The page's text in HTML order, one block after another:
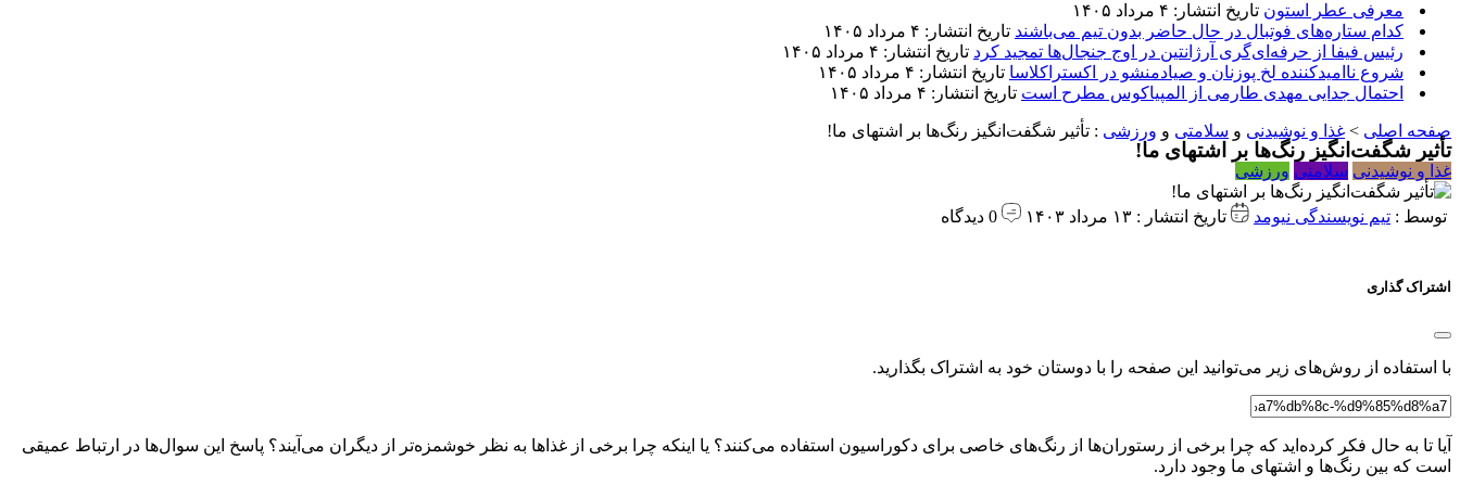
معرفی عطر استون تاریخ انتشار: ۴ مرداد ۱۴۰۵
کدام ستاره‌های فوتبال در حال حاضر بدون تیم می‌باشند تاریخ انتشار: ۴ مرداد ۱۴۰۵
رئیس فیفا از حرفه‌ای‌گری آرژانتین در اوج جنجال‌ها تمجید کرد تاریخ انتشار: ۴ مرداد ۱۴۰۵
شروع ناامیدکننده لخ پوزنان و صیادمنشو در اکستراکلاسا تاریخ انتشار: ۴ مرداد ۱۴۰۵
احتمال جدایی مهدی طارمی از المپیاکوس مطرح است تاریخ انتشار: ۴ مرداد ۱۴۰۵
صفحه اصلی > غذا و نوشیدنی و سلامتی و ورزشی : تأثیر شگفت‌انگیز رنگ‌ها بر اشتهای ما! ️
تأثیر شگفت‌انگیز رنگ‌ها بر اشتهای ما! ️
غذا و نوشیدنی سلامتی ورزشی
توسط : تیم نویسندگی نیومد تاریخ انتشار : ۱۳ مرداد ۱۴۰۳
اشتراک گذاری
با استفاده از روش‌های زیر می‌توانید این صفحه را با دوستان خود به اشتراک بگذارید.
آیا تا به حال فکر کرده‌اید که چرا برخی از رستوران‌ها از رنگ‌های خاصی برای دکوراسیون استفاده می‌کنند؟ یا اینکه چرا برخی از غذاها به نظر خوشمزه‌تر از دیگران می‌آیند؟ پاسخ این سوال‌ها در ارتباط عمیقی
است که بین رنگ‌ها و اشتهای ما وجود دارد.